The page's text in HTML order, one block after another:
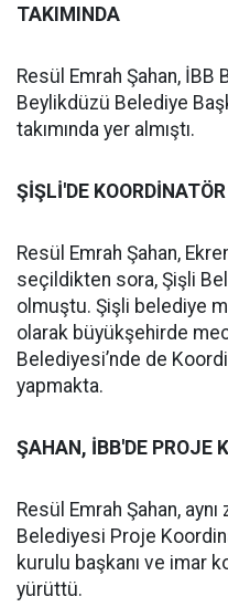
TAKIMINDA
Resül Emrah Şahan, İBB
Beylikdüzü Belediye
takımında yer almıştı.
ŞİŞLİ'DE
Resül Emrah Şahan,
seçildikten sora, Şişli
olmuştu. Şişli belediye
olarak büyükşehirde
Belediyesi’nde de
yapmakta.
ŞAHAN, İBB'DE PROJE
Resül Emrah Şahan,
Belediyesi Proje
kurulu başkanı ve imar
yürüttü.